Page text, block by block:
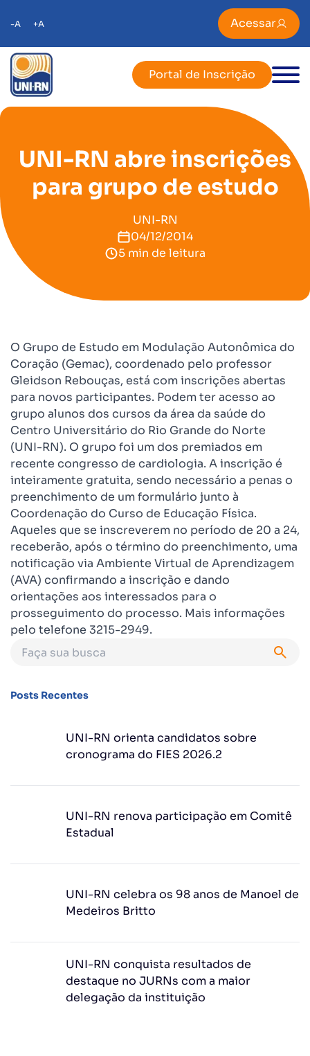
-A +A Acessar
Portal de Inscrição
UNI-RN abre inscrições
para grupo de estudo
UNI-RN
04/12/2014
5 min de leitura
O Grupo de Estudo em Modulação Autonômica do
Coração (Gemac), coordenado pelo professor
Gleidson Rebouças, está com inscrições abertas
para novos participantes. Podem ter acesso ao
grupo alunos dos cursos da área da saúde do
Centro Universitário do Rio Grande do Norte
(UNI-RN). O grupo foi um dos premiados em
recente congresso de cardiologia. A inscrição é
inteiramente gratuita, sendo necessário a penas o
preenchimento de um formulário junto à
Coordenação do Curso de Educação Física.
Aqueles que se inscreverem no período de 20 a 24,
receberão, após o término do preenchimento, uma
notificação via Ambiente Virtual de Aprendizagem
(AVA) confirmando a inscrição e dando
orientações aos interessados para o
prosseguimento do processo. Mais informações
pelo telefone 3215-2949.
Posts Recentes
UNI-RN orienta candidatos sobre
cronograma do FIES 2026.2
UNI-RN renova participação em Comitê
Estadual
UNI-RN celebra os 98 anos de Manoel de
Medeiros Britto
UNI-RN conquista resultados de
destaque no JURNs com a maior
delegação da instituição